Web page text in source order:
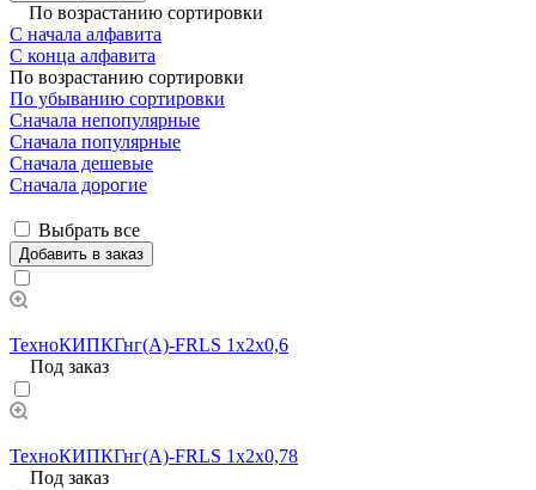
По возрастанию сортировки
С начала алфавита
С конца алфавита
По возрастанию сортировки
По убыванию сортировки
Сначала непопулярные
Сначала популярные
Сначала дешевые
Сначала дорогие
Выбрать все
Добавить в заказ
ТехноКИПКГнг(А)-FRLS 1х2х0,6
Под заказ
ТехноКИПКГнг(А)-FRLS 1х2х0,78
Под заказ